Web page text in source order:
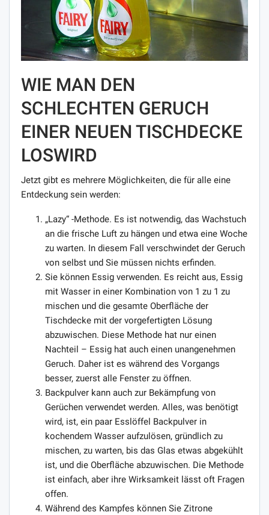
WIE MAN DEN
SCHLECHTEN GERUCH
EINER NEUEN TISCHDECKE
LOSWIRD
Jetzt gibt es mehrere Möglichkeiten, die für alle eine
Entdeckung sein werden:
„Lazy“ -Methode. Es ist notwendig, das Wachstuch
an die frische Luft zu hängen und etwa eine Woche
zu warten. In diesem Fall verschwindet der Geruch
von selbst und Sie müssen nichts erfinden.
Sie können Essig verwenden. Es reicht aus, Essig
mit Wasser in einer Kombination von 1 zu 1 zu
mischen und die gesamte Oberfläche der
Tischdecke mit der vorgefertigten Lösung
abzuwischen. Diese Methode hat nur einen
Nachteil – Essig hat auch einen unangenehmen
Geruch. Daher ist es während des Vorgangs
besser, zuerst alle Fenster zu öffnen.
Backpulver kann auch zur Bekämpfung von
Gerüchen verwendet werden. Alles, was benötigt
wird, ist, ein paar Esslöffel Backpulver in
kochendem Wasser aufzulösen, gründlich zu
mischen, zu warten, bis das Glas etwas abgekühlt
ist, und die Oberfläche abzuwischen. Die Methode
ist einfach, aber ihre Wirksamkeit lässt oft Fragen
offen.
Während des Kampfes können Sie Zitrone